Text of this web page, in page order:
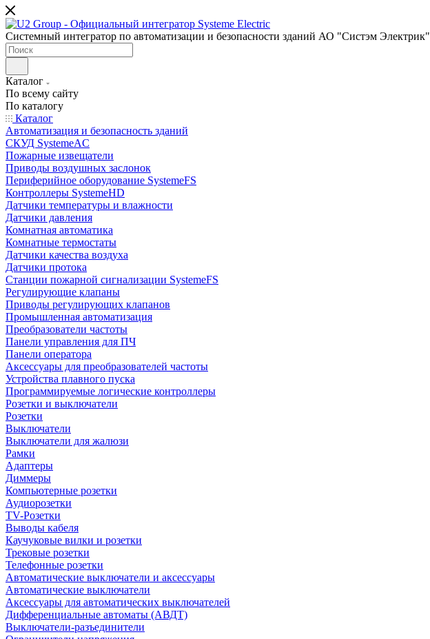
Системный интегратор по автоматизации и безопасности зданий АО "Систэм Электрик"
Каталог
По всему сайту
По каталогу
Каталог
Автоматизация и безопасность зданий
СКУД SystemeAC
Пожарные извещатели
Приводы воздушных заслонок
Периферийное оборудование SystemeFS
Контроллеры SystemeHD
Датчики температуры и влажности
Датчики давления
Комнатная автоматика
Комнатные термостаты
Датчики качества воздуха
Датчики протока
Станции пожарной сигнализации SystemeFS
Регулирующие клапаны
Приводы регулирующих клапанов
Промышленная автоматизация
Преобразователи частоты
Панели управления для ПЧ
Панели оператора
Аксессуары для преобразователей частоты
Устройства плавного пуска
Программируемые логические контроллеры
Розетки и выключатели
Розетки
Выключатели
Выключатели для жалюзи
Рамки
Адаптеры
Диммеры
Компьютерные розетки
Аудиорозетки
TV-Розетки
Выводы кабеля
Каучуковые вилки и розетки
Трековые розетки
Телефонные розетки
Автоматические выключатели и аксессуары
Автоматические выключатели
Аксессуары для автоматических выключателей
Дифференциальные автоматы (АВДТ)
Выключатели-разъединители